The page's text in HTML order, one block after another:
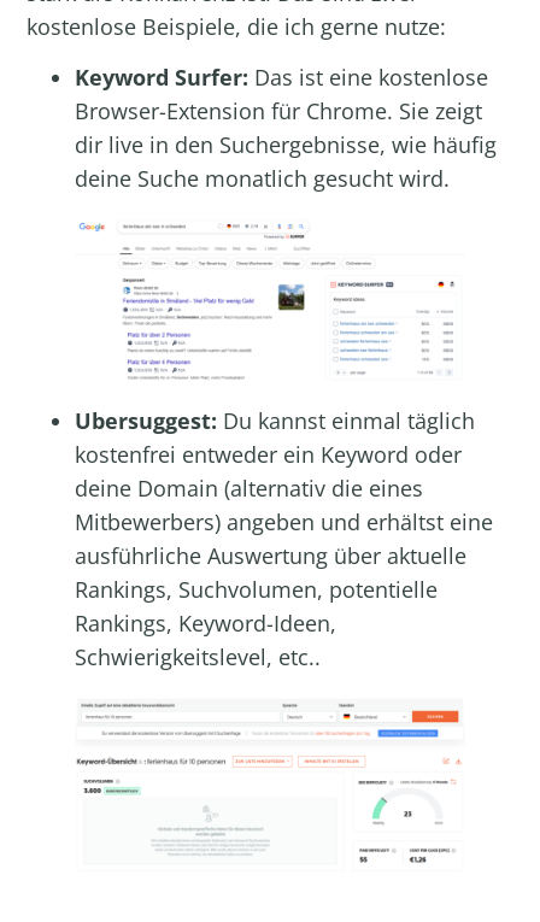
kostenlose Beispiele, die ich gerne nutze:
Keyword Surfer: Das ist eine kostenlose
Browser-Extension für Chrome. Sie zeigt
dir live in den Suchergebnisse, wie häufig
deine Suche monatlich gesucht wird.
Ubersuggest: Du kannst einmal täglich
kostenfrei entweder ein Keyword oder
deine Domain (alternativ die eines
Mitbewerbers) angeben und erhältst eine
ausführliche Auswertung über aktuelle
Rankings, Suchvolumen, potentielle
Rankings, Keyword-Ideen,
Schwierigkeitslevel, etc..